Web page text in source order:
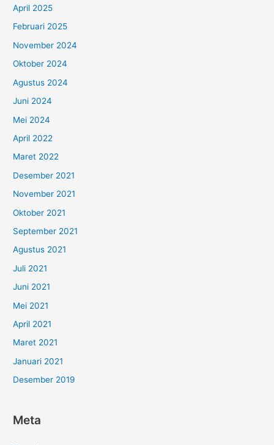
April 2025
Februari 2025
November 2024
Oktober 2024
Agustus 2024
Juni 2024
Mei 2024
April 2022
Maret 2022
Desember 2021
November 2021
Oktober 2021
September 2021
Agustus 2021
Juli 2021
Juni 2021
Mei 2021
April 2021
Maret 2021
Januari 2021
Desember 2019
Meta